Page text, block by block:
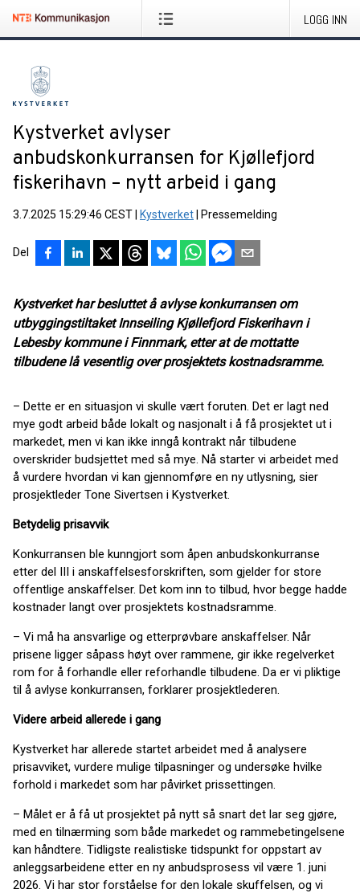
LOGG INN
Kystverket avlyser
anbudskonkurransen for Kjøllefjord
fiskerihavn – nytt arbeid i gang
3.7.2025 15:29:46 CEST Kystverket Pressemelding
Del
Kystverket har besluttet å avlyse konkurransen om
utbyggingstiltaket Innseiling Kjøllefjord Fiskerihavn i
Lebesby kommune i Finnmark, etter at de mottatte
tilbudene lå vesentlig over prosjektets kostnadsramme.
– Dette er en situasjon vi skulle vært foruten. Det er lagt ned
mye godt arbeid både lokalt og nasjonalt i å få prosjektet ut i
markedet, men vi kan ikke inngå kontrakt når tilbudene
overskrider budsjettet med så mye. Nå starter vi arbeidet med
å vurdere hvordan vi kan gjennomføre en ny utlysning, sier
prosjektleder Tone Sivertsen i Kystverket.
Betydelig prisavvik
Konkurransen ble kunngjort som åpen anbudskonkurranse
etter del III i anskaffelsesforskriften, som gjelder for store
offentlige anskaffelser. Det kom inn to tilbud, hvor begge hadde
kostnader langt over prosjektets kostnadsramme.
– Vi må ha ansvarlige og etterprøvbare anskaffelser. Når
prisene ligger såpass høyt over rammene, gir ikke regelverket
rom for å forhandle eller reforhandle tilbudene. Da er vi pliktige
til å avlyse konkurransen, forklarer prosjektlederen.
Videre arbeid allerede i gang
Kystverket har allerede startet arbeidet med å analysere
prisavviket, vurdere mulige tilpasninger og undersøke hvilke
forhold i markedet som har påvirket prissettingen.
– Målet er å få ut prosjektet på nytt så snart det lar seg gjøre,
med en tilnærming som både markedet og rammebetingelsene
kan håndtere. Tidligste realistiske tidspunkt for oppstart av
anleggsarbeidene etter en ny anbudsprosess vil være 1. juni
2026. Vi har stor forståelse for den lokale skuffelsen, og vi